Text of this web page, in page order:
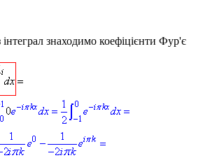
інтеграл знаходимо коефіцієнти Фур'є